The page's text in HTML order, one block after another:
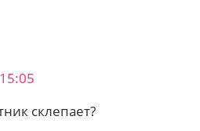
склепает?